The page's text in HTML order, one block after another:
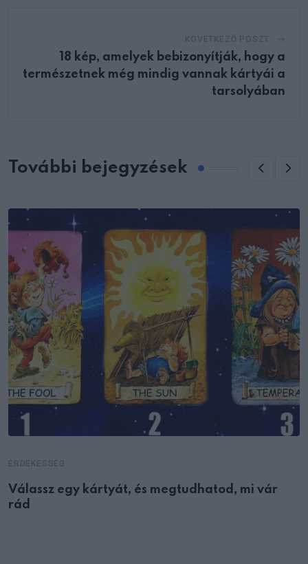
18 kép, amelyek bebizonyítják, hogy a
természetnek még mindig vannak kártyái a
tarsolyában
További bejegyzések
Válassz egy kártyát, és megtudhatod, mi vár
rád